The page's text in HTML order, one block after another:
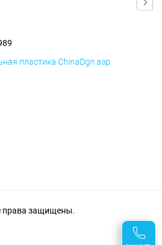
пластика ChinaDgn аэр
права защищены.